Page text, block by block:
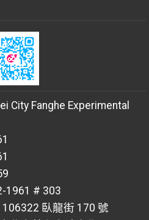
City Fanghe Experimental
1961 # 303
臥龍街 170 號